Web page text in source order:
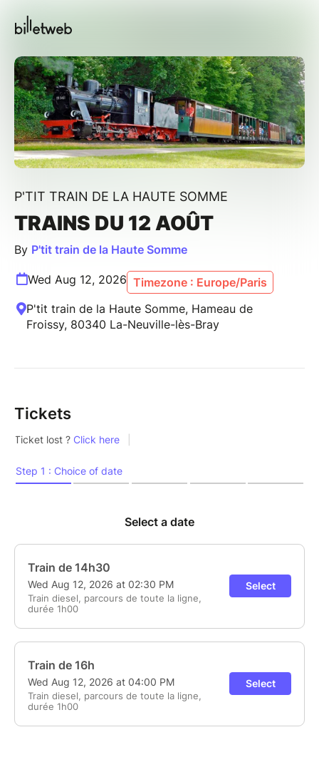
P'TIT TRAIN DE LA HAUTE SOMME
TRAINS DU 12 AOÛT
By P'tit train de la Haute Somme
Wed Aug 12, 2026 Timezone : Europe/Paris
P'tit train de la Haute Somme, Hameau de
Froissy, 80340 La-Neuville-lès-Bray
Tickets